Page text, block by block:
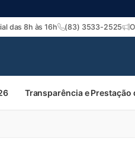
das 8h às 16h (83) 3533-2525
Transparência e Prestação